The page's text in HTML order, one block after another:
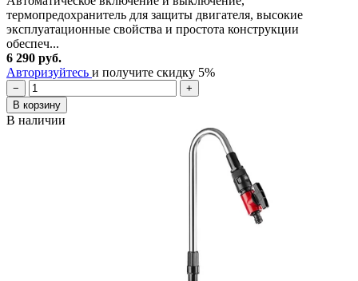
термопредохранитель для защиты двигателя, высокие
эксплуатационные свойства и простота конструкции
обеспеч...
6 290 руб.
Авторизуйтесь и получите скидку 5%
−
+
В корзину
В наличии